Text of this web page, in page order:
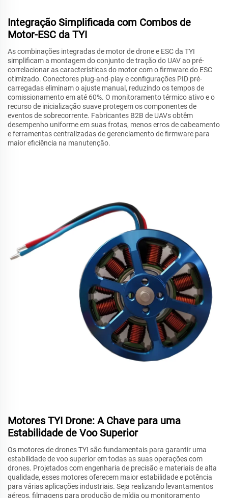
Integração Simplificada com Combos de
Motor-ESC da TYI
As combinações integradas de motor de drone e ESC da TYI
simplificam a montagem do conjunto de tração do UAV ao pré-
correlacionar as características do motor com o firmware do ESC
otimizado. Conectores plug-and-play e configurações PID pré-
carregadas eliminam o ajuste manual, reduzindo os tempos de
comissionamento em até 60%. O monitoramento térmico ativo e o
recurso de inicialização suave protegem os componentes de
eventos de sobrecorrente. Fabricantes B2B de UAVs obtêm
desempenho uniforme em suas frotas, menos erros de cabeamento
e ferramentas centralizadas de gerenciamento de firmware para
maior eficiência na manutenção.
Motores TYI Drone: A Chave para uma
Estabilidade de Voo Superior
Os motores de drones TYI são fundamentais para garantir uma
estabilidade de voo superior em todas as suas operações com
drones. Projetados com engenharia de precisão e materiais de alta
qualidade, esses motores oferecem maior estabilidade e potência
para várias aplicações industriais. Seja realizando levantamentos
aéreos, filmagens para produção de mídia ou monitoramento